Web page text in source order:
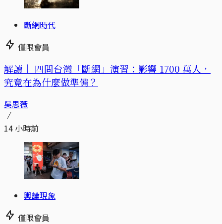
斷網時代
僅限會員
解讀｜ 四問台灣「斷網」演習：影響 1700 萬人，
究竟在為什麼做準備？
吳思薇
14 小時前
輿論現象
僅限會員